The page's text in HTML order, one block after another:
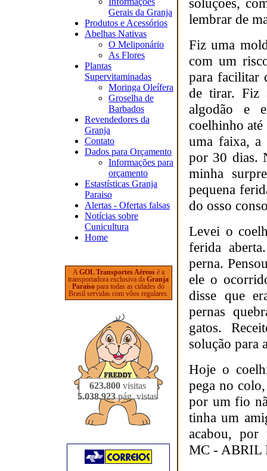
Gerais da Granja
Produtos e Acessórios
Abelhas Nativas
O Meliponário
As Flores
Plantas
Supervitaminadas
Moringa Oleífera
Groselha de
Barbados
Revendedores da
Granja
Contato
Dados para Orçamento
Informações para
orçamento
Estastísticas Granja
Paraiso
Alertas - Ofertas falsas
Notícias sobre
Cunicultura
Home
A GOL Transportes Aéreos é a
transportadora exclusiva da Granja
Paraíso para todas as cidades do
Brasil servidas com vôos regulares.
623.800visitas
5.038.923pág. vistas
lembrar de
Fiz uma
com um
para facilitar
de tirar. Fiz
algodão e
coelhinho
uma faixa, a
por 30 dias.
minha
pequena
do osso
Levei o
ferida
perna.
ele o
disse que
pernas
gatos.
solução para
Hoje o
pega no
por um fio
tinha um
acabou, por
MC - ABRIL